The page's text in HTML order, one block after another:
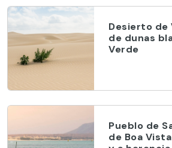
Desierto de
de dunas
Verde
Pueblo de
de Boa